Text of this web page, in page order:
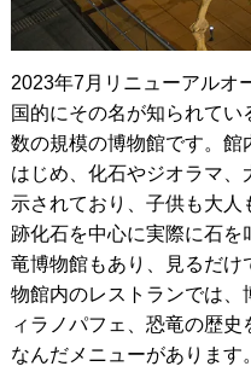
2023年7月リニューアルオ
国的にその名が知られて
数の規模の博物館です。館
はじめ、化石やジオラマ
示されており、子供も大人
跡化石を中心に実際に石
竜博物館もあり、見るだ
物館内のレストランでは、
ィラノパフェ、恐竜の歴
なんだメニューがありま